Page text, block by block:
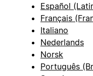
Español
Français
Italiano
Nederlands
Norsk
Português